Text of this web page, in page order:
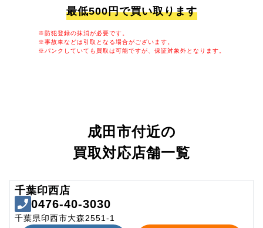
最低500円で買い取ります
※防犯登録の抹消が必要です。
※事故車などは引取となる場合がございます。
※パンクしていても買取は可能ですが、保証対象外となります。
成田市付近の
買取対応店舗一覧
千葉印西店
0476-40-3030
千葉県印西市大森2551-1